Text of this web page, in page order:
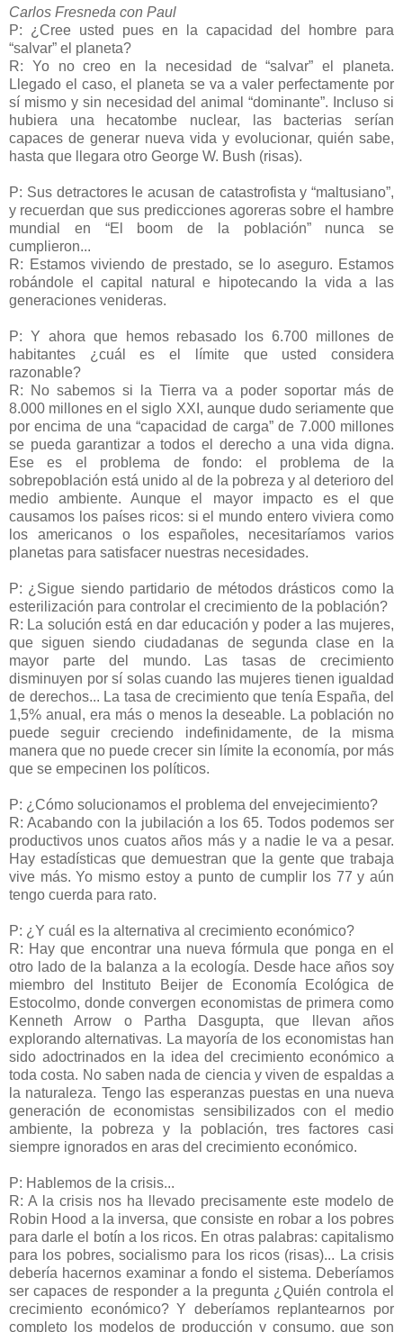
Carlos Fresneda con Paul
P: ¿Cree usted pues en la capacidad del hombre para
“salvar” el planeta?
R: Yo no creo en la necesidad de “salvar” el planeta.
Llegado el caso, el planeta se va a valer perfectamente por
sí mismo y sin necesidad del animal “dominante”. Incluso si
hubiera una hecatombe nuclear, las bacterias serían
capaces de generar nueva vida y evolucionar, quién sabe,
hasta que llegara otro George W. Bush (risas).
P: Sus detractores le acusan de catastrofista y “maltusiano”,
y recuerdan que sus predicciones agoreras sobre el hambre
mundial en “El boom de la población” nunca se
cumplieron...
R: Estamos viviendo de prestado, se lo aseguro. Estamos
robándole el capital natural e hipotecando la vida a las
generaciones venideras.
P: Y ahora que hemos rebasado los 6.700 millones de
habitantes ¿cuál es el límite que usted considera
razonable?
R: No sabemos si la Tierra va a poder soportar más de
8.000 millones en el siglo XXI, aunque dudo seriamente que
por encima de una “capacidad de carga” de 7.000 millones
se pueda garantizar a todos el derecho a una vida digna.
Ese es el problema de fondo: el problema de la
sobrepoblación está unido al de la pobreza y al deterioro del
medio ambiente. Aunque el mayor impacto es el que
causamos los países ricos: si el mundo entero viviera como
los americanos o los españoles, necesitaríamos varios
planetas para satisfacer nuestras necesidades.
P: ¿Sigue siendo partidario de métodos drásticos como la
esterilización para controlar el crecimiento de la población?
R: La solución está en dar educación y poder a las mujeres,
que siguen siendo ciudadanas de segunda clase en la
mayor parte del mundo. Las tasas de crecimiento
disminuyen por sí solas cuando las mujeres tienen igualdad
de derechos... La tasa de crecimiento que tenía España, del
1,5% anual, era más o menos la deseable. La población no
puede seguir creciendo indefinidamente, de la misma
manera que no puede crecer sin límite la economía, por más
que se empecinen los políticos.
P: ¿Cómo solucionamos el problema del envejecimiento?
R: Acabando con la jubilación a los 65. Todos podemos ser
productivos unos cuatos años más y a nadie le va a pesar.
Hay estadísticas que demuestran que la gente que trabaja
vive más. Yo mismo estoy a punto de cumplir los 77 y aún
tengo cuerda para rato.
P: ¿Y cuál es la alternativa al crecimiento económico?
R: Hay que encontrar una nueva fórmula que ponga en el
otro lado de la balanza a la ecología. Desde hace años soy
miembro del Instituto Beijer de Economía Ecológica de
Estocolmo, donde convergen economistas de primera como
Kenneth Arrow o Partha Dasgupta, que llevan años
explorando alternativas. La mayoría de los economistas han
sido adoctrinados en la idea del crecimiento económico a
toda costa. No saben nada de ciencia y viven de espaldas a
la naturaleza. Tengo las esperanzas puestas en una nueva
generación de economistas sensibilizados con el medio
ambiente, la pobreza y la población, tres factores casi
siempre ignorados en aras del crecimiento económico.
P: Hablemos de la crisis...
R: A la crisis nos ha llevado precisamente este modelo de
Robin Hood a la inversa, que consiste en robar a los pobres
para darle el botín a los ricos. En otras palabras: capitalismo
para los pobres, socialismo para los ricos (risas)... La crisis
debería hacernos examinar a fondo el sistema. Deberíamos
ser capaces de responder a la pregunta ¿Quién controla el
crecimiento económico? Y deberíamos replantearnos por
completo los modelos de producción y consumo, que son